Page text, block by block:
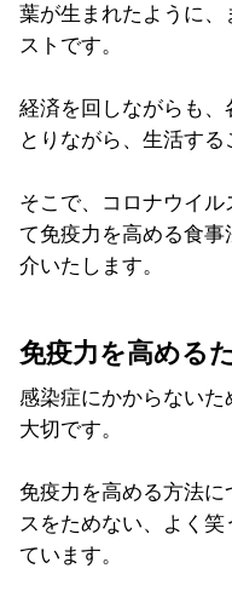
葉が生まれたように
ストです。
経済を回しながらも
とりながら、生活する
そこで、コロナウイ
て免疫力を高める食
介いたします。
免疫力を高める
感染症にかからない
大切です。
免疫力を高める方法
スをためない、よく
ています。